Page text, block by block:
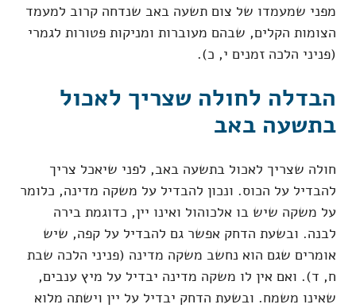
מפני שמעמדו של צום תשעה באב שנדחה קרוב למעמד
הצומות הקלים, שבהם מעוברות ומניקות פטורות לגמרי
(פניני הלכה זמנים י, כ).
הבדלה לחולה שצריך לאכול
בתשעה באב
חולה שצריך לאכול בתשעה באב, לפני שיאכל צריך
להבדיל על הכוס. ונכון להבדיל על משקה מדינה, כלומר
על משקה שיש בו אלכוהול ואינו יין, כדוגמת בירה
לבנה. ובשעת הדחק אפשר גם להבדיל על קפה, שיש
אומרים שגם הוא נחשב משקה מדינה (פניני הלכה שבת
ח, ד). ואם אין לו משקה מדינה יבדיל על מיץ ענבים,
שאינו משמח. ובשעת הדחק יבדיל על יין וישתה מלוא